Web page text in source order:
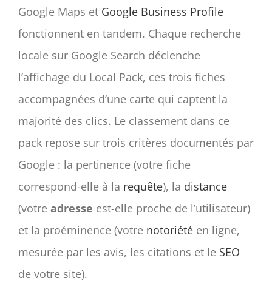
Google Maps et Google Business Profile
fonctionnent en tandem. Chaque recherche
locale sur Google Search déclenche
l’affichage du Local Pack, ces trois fiches
accompagnées d’une carte qui captent la
majorité des clics. Le classement dans ce
pack repose sur trois critères documentés par
Google : la pertinence (votre fiche
correspond-elle à la requête), la distance
(votre adresse est-elle proche de l’utilisateur)
et la proéminence (votre notoriété en ligne,
mesurée par les avis, les citations et le SEO
de votre site).